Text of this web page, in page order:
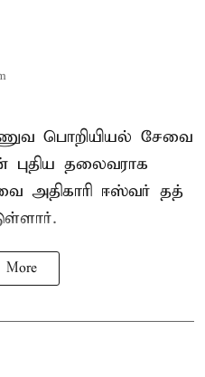
பொறியியல் சேவை
தலைவராக
அதிகாரி ஈஸ்வர் தத்
More